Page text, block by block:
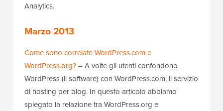
Analytics.
Marzo 2013
Come sono correlate WordPress.com e
WordPress.org?– A volte gli utenti confondono
WordPress (il software) con WordPress.com, il servizio
di hosting per blog. In questo articolo abbiamo
spiegato la relazione tra WordPress.org e